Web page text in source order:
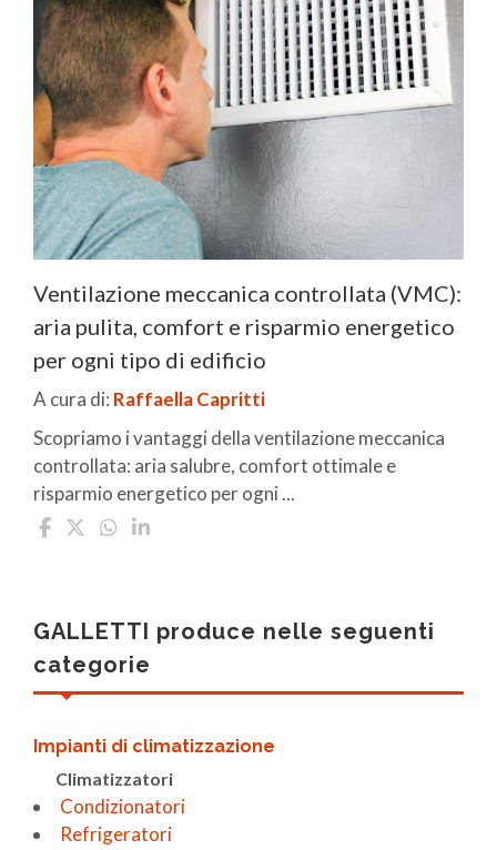
Ventilazione meccanica controllata (VMC):
aria pulita, comfort e risparmio energetico
per ogni tipo di edificio
A cura di: Raffaella Capritti
Scopriamo i vantaggi della ventilazione meccanica
controllata: aria salubre, comfort ottimale e
risparmio energetico per ogni ...
GALLETTI produce nelle seguenti
categorie
Impianti di climatizzazione
Climatizzatori
Condizionatori
Refrigeratori